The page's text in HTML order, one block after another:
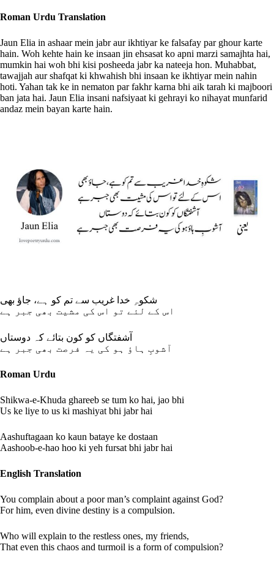
Roman Urdu Translation
Jaun Elia in ashaar mein jabr aur ikhtiyar ke falsafay par ghour karte
hain. Woh kehte hain ke insaan jin ehsasat ko apni marzi samajhta hai,
mumkin hai woh bhi kisi posheeda jabr ka nateeja hon. Muhabbat,
tawajjah aur shafqat ki khwahish bhi insaan ke ikhtiyar mein nahin
hoti. Yahan tak ke in nematon par fakhr karna bhi aik tarah ki majboori
ban jata hai. Jaun Elia insani nafsiyaat ki gehrayi ko nihayat munfarid
andaz mein bayan karte hain.
شکوہِ خدا غریب سے تم کو ہے، جاؤ بھی
اس کے لئے تو اس کی مشیت بھی جبر ہے
آشفتگاں کو کون بتائے کہ دوستاں
آشوبِ ہاؤ ہو کی یہ فرصت بھی جبر ہے
Roman Urdu
Shikwa-e-Khuda ghareeb se tum ko hai, jao bhi
Us ke liye to us ki mashiyat bhi jabr hai
Aashuftagaan ko kaun bataye ke dostaan
Aashoob-e-hao hoo ki yeh fursat bhi jabr hai
English Translation
You complain about a poor man’s complaint against God?
For him, even divine destiny is a compulsion.
Who will explain to the restless ones, my friends,
That even this chaos and turmoil is a form of compulsion?